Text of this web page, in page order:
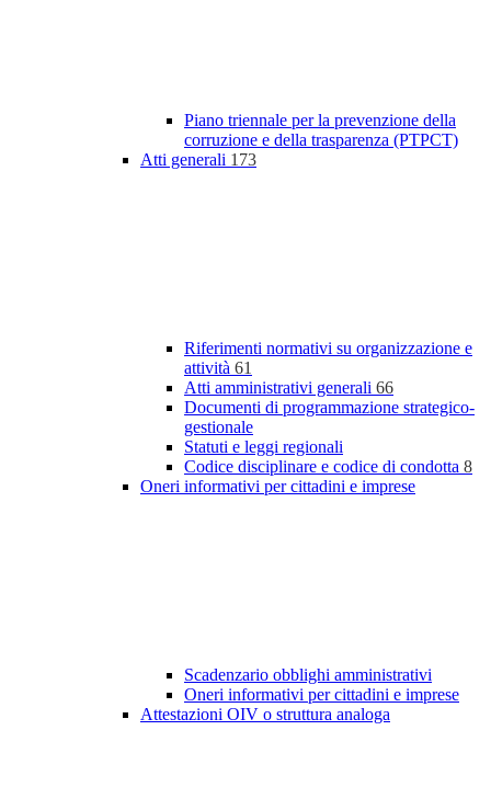
Piano triennale per la prevenzione della
corruzione e della trasparenza (PTPCT)
Atti generali 173
Riferimenti normativi su organizzazione e
attività 61
Atti amministrativi generali 66
Documenti di programmazione strategico-
gestionale
Statuti e leggi regionali
Codice disciplinare e codice di condotta 8
Oneri informativi per cittadini e imprese
Scadenzario obblighi amministrativi
Oneri informativi per cittadini e imprese
Attestazioni OIV o struttura analoga